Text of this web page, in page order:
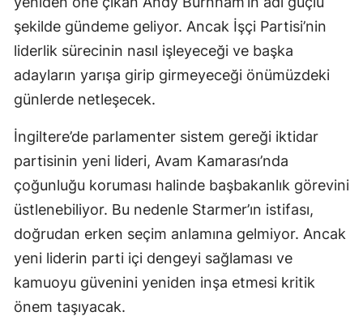
şekilde gündeme geliyor. Ancak İşçi Partisi’nin
liderlik sürecinin nasıl işleyeceği ve başka
adayların yarışa girip girmeyeceği önümüzdeki
günlerde netleşecek.
İngiltere’de parlamenter sistem gereği iktidar
partisinin yeni lideri, Avam Kamarası’nda
çoğunluğu koruması halinde başbakanlık görevini
üstlenebiliyor. Bu nedenle Starmer’ın istifası,
doğrudan erken seçim anlamına gelmiyor. Ancak
yeni liderin parti içi dengeyi sağlaması ve
kamuoyu güvenini yeniden inşa etmesi kritik
önem taşıyacak.